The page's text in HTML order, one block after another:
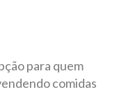
para quem
comidas